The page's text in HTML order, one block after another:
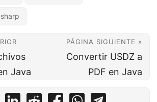
Java
PÁGINA SIGUIENTE »
Convertir USDZ a
PDF en Java